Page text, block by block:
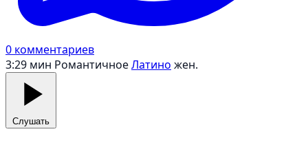
0 комментариев
3:29 мин РомантичноеЛатино жен.
Слушать